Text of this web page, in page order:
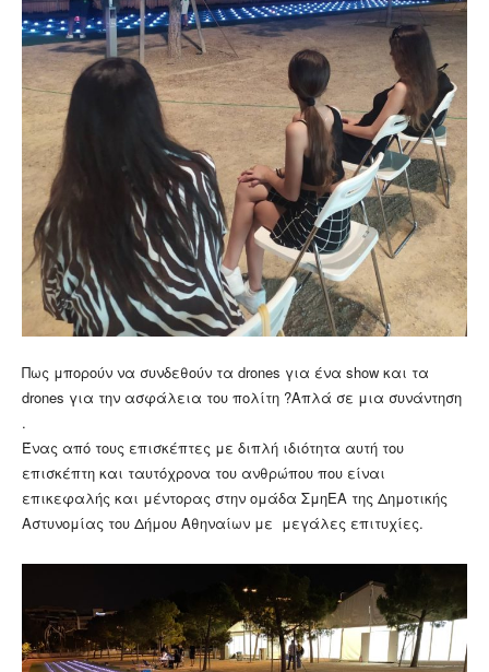
Πως μπορούν να συνδεθούν τα drones για ένα show και τα
drones για την ασφάλεια του πολίτη ?Απλά σε μια συνάντηση
.
Ένας από τους επισκέπτες με διπλή ιδιότητα αυτή του
επισκέπτη και ταυτόχρονα του ανθρώπου που είναι
επικεφαλής και μέντορας στην ομάδα ΣμηΕΑ της Δημοτικής
Αστυνομίας του Δήμου Αθηναίων με μεγάλες επιτυχίες.